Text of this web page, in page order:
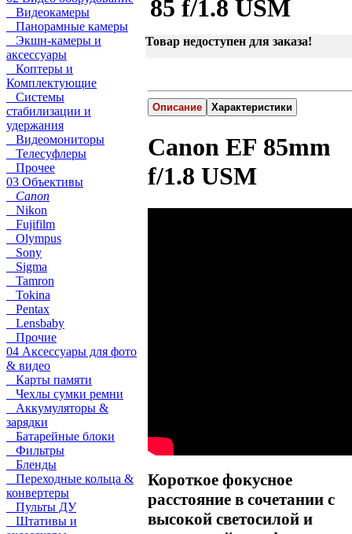
Видеокамеры
Панорамные камеры
Экшн-камеры и
аксессуары
Коптеры и
Комплектующие
Системы
стабилизации и
удержания
Видеомониторы
Телесуфлеры
Прочее
03 Объективы
Canon
Nikon
Fujifilm
Olympus
Sony
Sigma
Tamron
Tokina
Pentax
Lensbaby
Прочие
04 Аксессуары для фото
& видео
Карты памяти
Чехлы сумки ремни
Аккумуляторы &
зарядки
Батарейные блоки
Фильтры
Бленды
Переходные кольца &
конвертеры
Пульты ДУ
Штативы и
85 f/1.8 USM
Товар недоступен для заказа!
Описание Характеристики
Canon EF 85mm
f/1.8 USM
Короткое фокусное
расстояние в сочетании с
высокой светосилой и